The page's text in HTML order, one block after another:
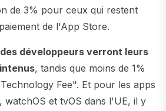
de 3% pour ceux qui restent
de l'App Store.
développeurs verront leurs
, tandis que moins de 1%
Fee". Et pour les apps
watchOS et tvOS dans l'UE, il y